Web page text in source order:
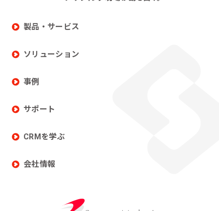
製品・サービス
ソリューション
事例
サポート
CRMを学ぶ
会社情報